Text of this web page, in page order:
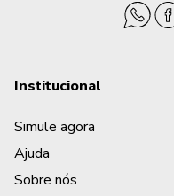
Quantas parcelas
Portabilidade de
É preciso ter
Aposentado
Institucional
Simule agora
Ajuda
Sobre nós